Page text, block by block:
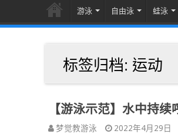
游泳 自由泳 蛙泳
标签归档: 运动
【游泳示范】水中持
梦觉教游泳 2022年4月29日